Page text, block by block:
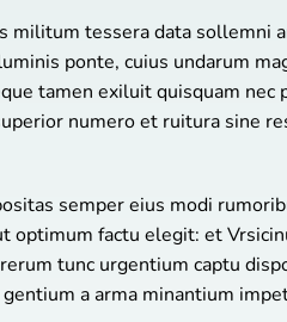
militum tessera data sollemni
ponte, cuius undarum
tamen exiluit quisquam nec
numero et ruitura sine
semper eius modi
optimum factu elegit: et
tunc urgentium captu
a arma minantium